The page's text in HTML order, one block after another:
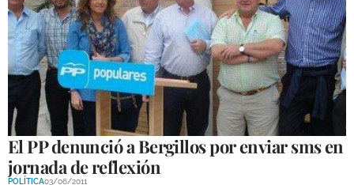
El PP denunció a Bergillos por enviar sms en
jornada de reflexión
POLÍTICA03/06/2011